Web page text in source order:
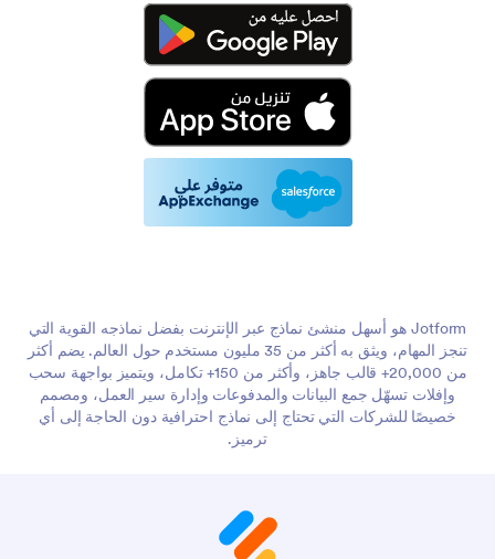
Jotform هو أسهل منشئ نماذج عبر الإنترنت بفضل نماذجه القوية التي
تنجز المهام، ويثق به أكثر من 35 مليون مستخدم حول العالم. يضم أكثر
من 20,000+ قالب جاهز، وأكثر من 150+ تكامل، ويتميز بواجهة سحب
وإفلات تسهّل جمع البيانات والمدفوعات وإدارة سير العمل، ومصمم
خصيصًا للشركات التي تحتاج إلى نماذج احترافية دون الحاجة إلى أي
ترميز.